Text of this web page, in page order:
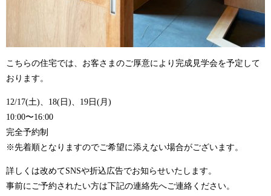
こちらの住宅では、お客さまのご厚意により完成見学会を予定して
おります。
12/17(土)、18(日)、19日(月)
10:00〜16:00
完全予約制
※先着順となりますのでご希望に添えない場合がございます。
詳しくは改めてSNSや折込広告でお知らせいたします。
事前にご予約されたい方は下記の連絡先へご連絡ください。